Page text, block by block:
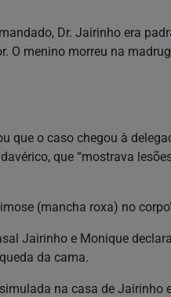
Dr. Jairinho era
O menino morreu na
que o caso chegou à
que “mostrava
(mancha roxa) no
Jairinho e Monique
da cama.
na casa de Jairinho